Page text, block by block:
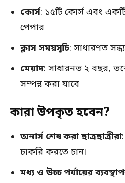
কোর্স: ১৫টি কোর্স এবং একটি
পেপার
ক্লাস সময়সূচি: সাধারণত
মেয়াদ: সাধারনত ২ বছর,
সম্পন্ন করা যাবে
কারা উপকৃত হবেন?
অনার্স শেষ করা ছাত্রছাত্রীরা
চাকরি করতে চান।
মধ্য ও উচ্চ পর্যায়ের